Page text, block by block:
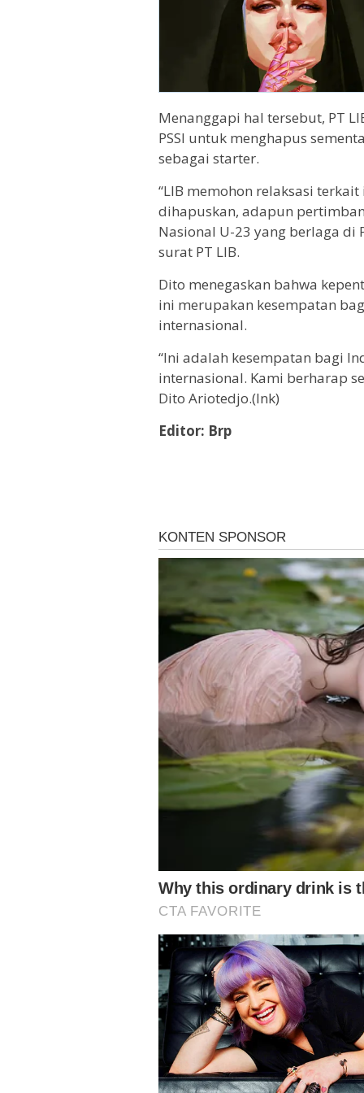
Menanggapi hal tersebut, PT
PSSI untuk menghapus
sebagai starter.
“LIB memohon relaksasi
dihapuskan, adapun
Nasional U-23 yang berlaga di
surat PT LIB.
Dito menegaskan bahwa
ini merupakan kesempatan
internasional.
“Ini adalah kesempatan bagi
internasional. Kami berharap
Dito Ariotedjo.(Ink)
Editor: Brp